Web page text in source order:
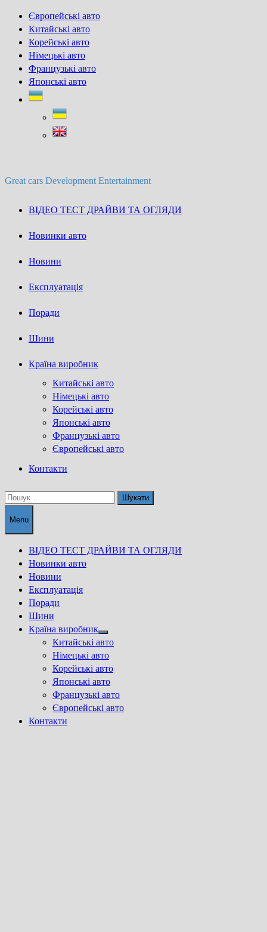
Skip
content
Європейські авто
Китайські авто
Корейські авто
Німецькі авто
Французькі авто
Японські авто
Great cars Development Entertainment
ВІДЕО ТЕСТ ДРАЙВИ ТА ОГЛЯДИ
Новинки авто
Новини
Експлуатація
Поради
Шини
Країна виробник
Китайські авто
Німецькі авто
Корейські авто
Японські авто
Французькі авто
Європейські авто
Контакти
Пошук:
Menu
ВІДЕО ТЕСТ ДРАЙВИ ТА ОГЛЯДИ
Новинки авто
Новини
Експлуатація
Поради
Шини
Країна виробник
Show
sub
menu
Китайські авто
Німецькі авто
Корейські авто
Японські авто
Французькі авто
Європейські авто
Контакти